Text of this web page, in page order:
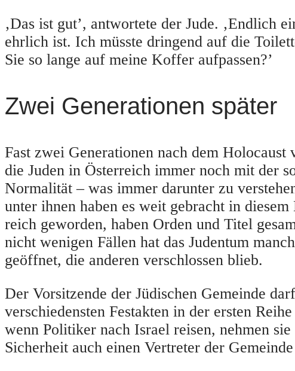
‚Das ist gut’, antwortete der Jude. ‚Endlich
ehrlich ist. Ich müsste dringend auf die
Sie so lange auf meine Koffer aufpassen?’
Zwei Generationen später
Fast zwei Generationen nach dem Holocaust
die Juden in Österreich immer noch mit der
Normalität – was immer darunter zu
unter ihnen haben es weit gebracht in diesem
reich geworden, haben Orden und Titel
nicht wenigen Fällen hat das Judentum
geöffnet, die anderen verschlossen blieb.
Der Vorsitzende der Jüdischen Gemeinde
verschiedensten Festakten in der ersten
wenn Politiker nach Israel reisen, nehmen
Sicherheit auch einen Vertreter der